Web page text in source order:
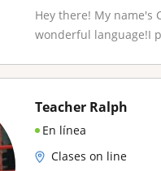
Hey there! My name's
wonderful language!I
Teacher Ralph
En línea
Clases on line